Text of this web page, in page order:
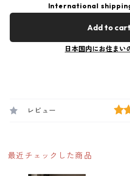
International
Add to cart
日本国内にお住まい
レビュー
最近チェックした商品